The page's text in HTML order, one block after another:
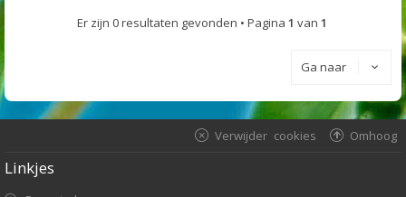
Er zijn 0 resultaten gevonden • Pagina 1 van 1
Ga naar
Omhoog
Verwijder cookies
Linkjes